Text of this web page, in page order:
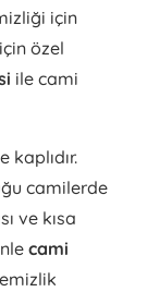
için
özel
ile cami
camilerde
ve kısa
cami